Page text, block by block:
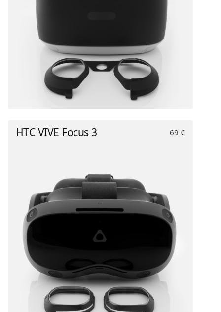
HTC VIVE Focus 3 69 €